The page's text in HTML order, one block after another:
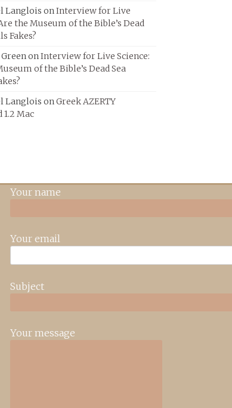
Langlois onInterview for Live
the Museum of the Bible’s Dead
Fakes?
onInterview for Live Science:
of the Bible’s Dead Sea
Langlois onGreek AZERTY
1.2 Mac
Your name
Your email
Subject
Your message